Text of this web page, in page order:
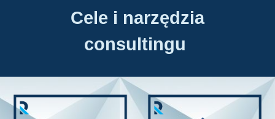
Cele i narzędzia
consultingu